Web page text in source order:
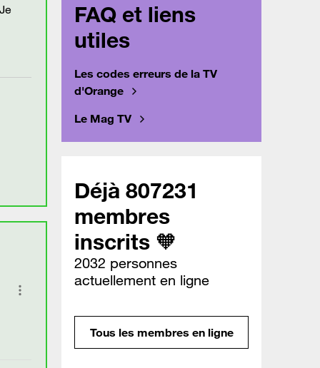
FAQ et liens
utiles
Les codes erreurs de la TV
d'Orange
Le Mag TV
Déjà 807231
membres
inscrits 🧡
2032 personnes
actuellement en ligne
Tous les membres en ligne